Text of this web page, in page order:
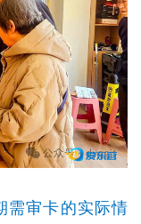
需审卡的实际情